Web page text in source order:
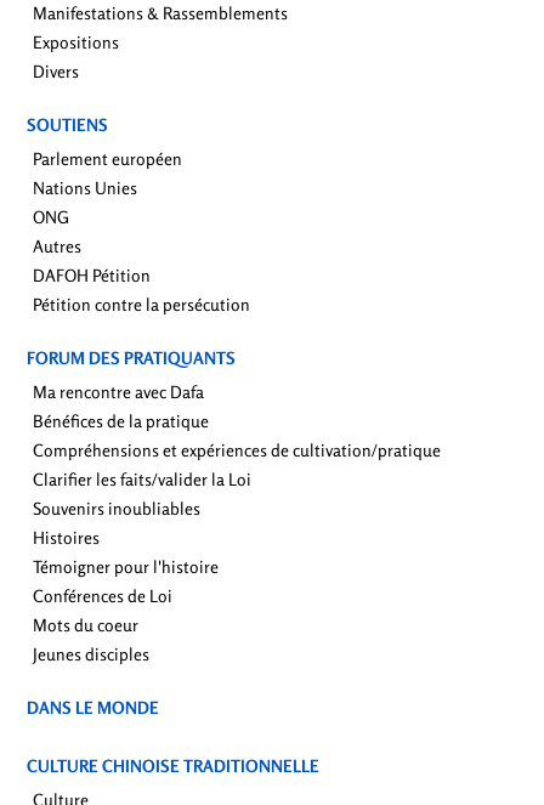
Manifestations & Rassemblements
Expositions
Divers
SOUTIENS
Parlement européen
Nations Unies
ONG
Autres
DAFOH Pétition
Pétition contre la persécution
FORUM DES PRATIQUANTS
Ma rencontre avec Dafa
Bénéfices de la pratique
Compréhensions et expériences de cultivation/pratique
Clarifier les faits/valider la Loi
Souvenirs inoubliables
Histoires
Témoigner pour l'histoire
Conférences de Loi
Mots du coeur
Jeunes disciples
DANS LE MONDE
CULTURE CHINOISE TRADITIONNELLE
Culture